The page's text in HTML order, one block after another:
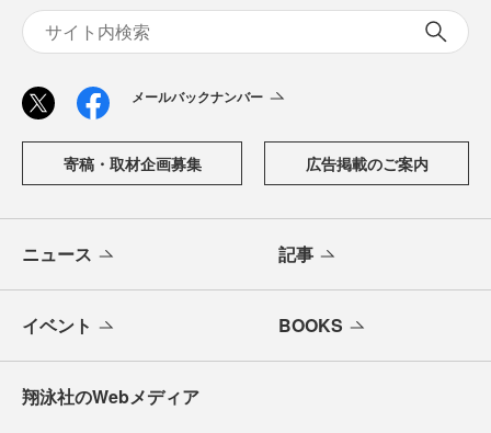
メールバックナンバー
寄稿・取材企画募集 広告掲載のご案内
ニュース 記事
イベント BOOKS
翔泳社のWebメディア